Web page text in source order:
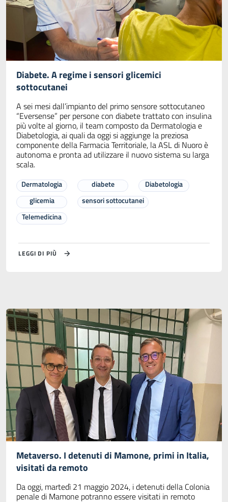
Diabete. A regime i sensori glicemici
sottocutanei
A sei mesi dall’impianto del primo sensore sottocutaneo
“Eversense” per persone con diabete trattato con insulina
più volte al giorno, il team composto da Dermatologia e
Diabetologia, ai quali da oggi si aggiunge la preziosa
componente della Farmacia Territoriale, la ASL di Nuoro è
autonoma e pronta ad utilizzare il nuovo sistema su larga
scala.
Dermatologia diabete
Diabetologia
glicemia
sensori sottocutanei
Telemedicina
LEGGI DI PIÙ
Metaverso. I detenuti di Mamone, primi in Italia,
visitati da remoto
Da oggi, martedì 21 maggio 2024, i detenuti della Colonia
penale di Mamone potranno essere visitati in remoto